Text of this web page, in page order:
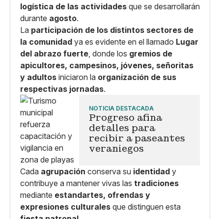
logística de las actividades que se desarrollarán
durante agosto.
La participación de los distintos sectores de
la comunidad ya es evidente en el llamado Lugar
del abrazo fuerte, donde los gremios de
apicultores, campesinos, jóvenes, señoritas
y adultos iniciaron la organización de sus
respectivas jornadas.
NOTICIA DESTACADA
Progreso afina
detalles para
recibir a paseantes
veraniegos
Cada agrupación conserva su identidad y
contribuye a mantener vivas las tradiciones
mediante estandartes, ofrendas y
expresiones culturales que distinguen esta